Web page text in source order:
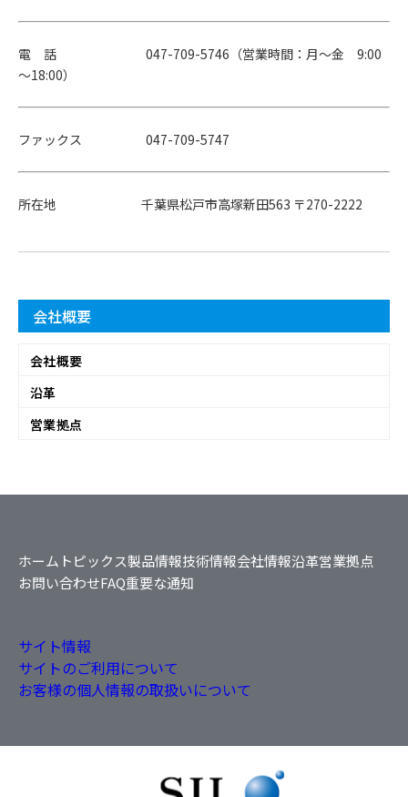
電 話 047-709-5746（営業時間：月～金 9:00
～18:00）
ファックス 047-709-5747
所在地 千葉県松戸市高塚新田563 〒270-2222
会社概要
会社概要
沿革
営業拠点
ホーム トピックス製品情報技術情報会社情報沿革営業拠点
お問い合わせFAQ重要な通知
サイト情報
サイトのご利用について
お客様の個人情報の取扱いについて